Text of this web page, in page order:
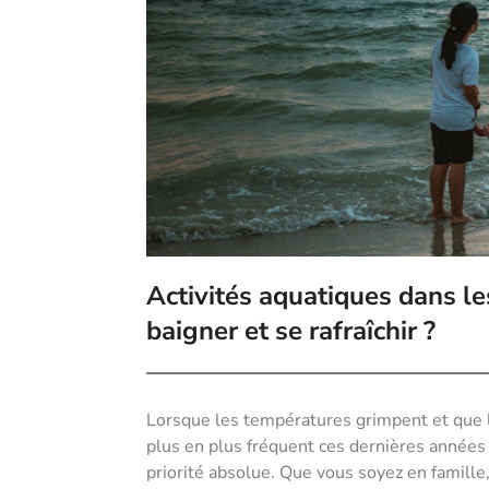
Activités aquatiques dans
baigner et se rafraîchir ?
Lorsque les températures grimpent et
plus en plus fréquent ces dernières
priorité absolue. Que vous soyez en